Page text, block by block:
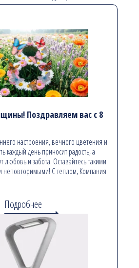
Поздравляем вас с 8
настроения, вечного цветения и
каждый день приносит радость, а
любовь и забота. Оставайтесь такими
неповторимыми! С теплом, Компания
Подробнее